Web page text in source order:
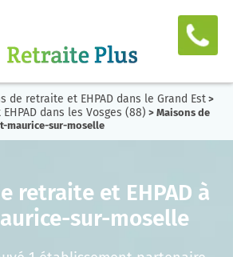
de retraite et EHPAD dans le Grand Est >
dans les Vosges (88) > Maisons de
maurice-sur-moselle
retraite et EHPAD à
sur-moselle